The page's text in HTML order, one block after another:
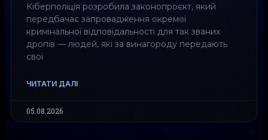
Кіберполіція розробила законопроєкт, який
передбачає запровадження окремої
кримінальної відповідальності для так званих
дропів — людей, які за винагороду передають
свої
ЧИТАТИ ДАЛІ
05.08.2026